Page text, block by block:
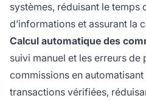
systèmes, réduisant le temps
d’informations et assurant la
Calcul automatique des
suivi manuel et les erreurs de
commissions en
transactions vérifiées,